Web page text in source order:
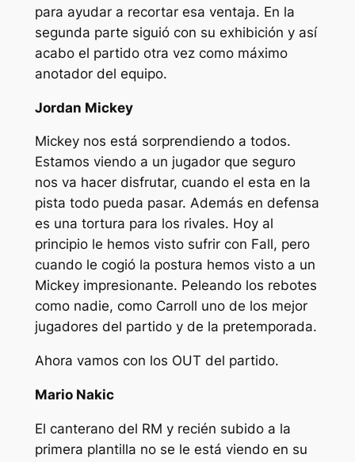
para ayudar a recortar esa ventaja. En la
segunda parte siguió con su exhibición y así
acabo el partido otra vez como máximo
anotador del equipo.
Jordan Mickey
Mickey nos está sorprendiendo a todos.
Estamos viendo a un jugador que seguro
nos va hacer disfrutar, cuando el esta en la
pista todo pueda pasar. Además en defensa
es una tortura para los rivales. Hoy al
principio le hemos visto sufrir con Fall, pero
cuando le cogió la postura hemos visto a un
Mickey impresionante. Peleando los rebotes
como nadie, como Carroll uno de los mejor
jugadores del partido y de la pretemporada.
Ahora vamos con los OUT del partido.
Mario Nakic
El canterano del RM y recién subido a la
primera plantilla no se le está viendo en su